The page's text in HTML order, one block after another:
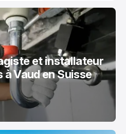
et installateur
Vaud en Suisse